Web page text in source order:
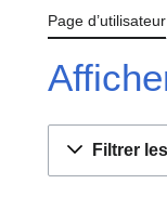
Page d’utilisateur
Filtrer